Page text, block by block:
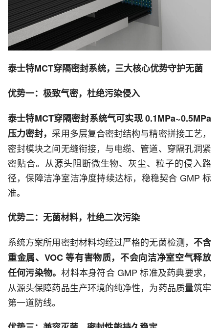
泰士特MCT穿隔密封系统，三大核心优势守护无菌
优势一：极致气密，杜绝污染侵入
泰士特MCT穿隔密封系统气可实现 0.1MPa~0.5MPa
压力密封，采用多层复合密封结构与精密拼接工艺，
密封模块之间无缝衔接，与电缆、管道、穿隔孔洞紧
密贴合。从源头阻断微生物、灰尘、粒子的侵入路
径，保障洁净室洁净度持续达标，稳稳契合 GMP 标
准。
优势二：无菌材料，杜绝二次污染
系统方案所用密封材料均经过严格的无菌检测， 不含
重金属、VOC 等有害物质，不会向洁净室空气释放
任何污染物。材料本身符合 GMP 标准及药典要求，
从源头保障药品生产环境的纯净性，为药品质量筑牢
第一道防线。